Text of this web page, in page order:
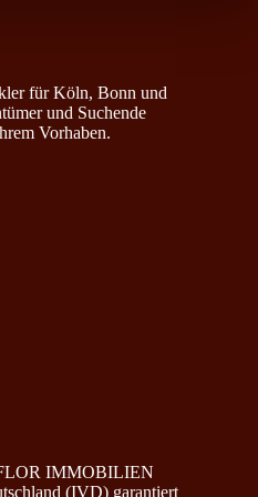
für Köln, Bonn und
und Suchende
Vorhaben.
IMMOBILIEN
(IVD) garantiert